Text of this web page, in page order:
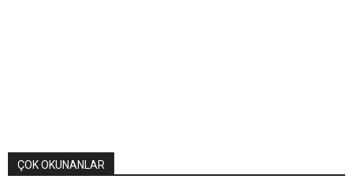
ÇOK OKUNANLAR